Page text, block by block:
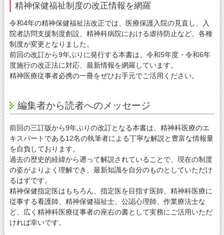
精神保健福祉制度の改正情報を網羅
令和4年の精神保健福祉法改正では、医療保護入院の見直し、入
院者訪問支援制度創設、精神科病院における虐待防止など、各種
制度が変更となりました。
前回の改訂から9年ぶりに発行する本書は、令和5年度・令和6年
度施行の改正法に対応、最新情報を網羅しています。
精神医療従事者必携の一冊をぜひお手元でご活用ください。
編集者から読者へのメッセージ
前回の三訂版から9年ぶりの改訂となる本書は、精神科医療のエ
キスパートである12名の執筆者による丁寧な解説と豊富な情報量
を自負しております。
過去の歴史的経緯から遡って解説されていることで、現在の制度
の姿がよりよく理解でき、最新知識を自分のものとしていただけ
るはずです。
精神保健指定医はもちろん、指定医を目指す医師、精神科医療に
従事する看護師、精神保健福祉士、公認心理師、作業療法士な
ど、広く精神科医療従事者の座右の書として実務にご活用いただ
ければ幸いです。